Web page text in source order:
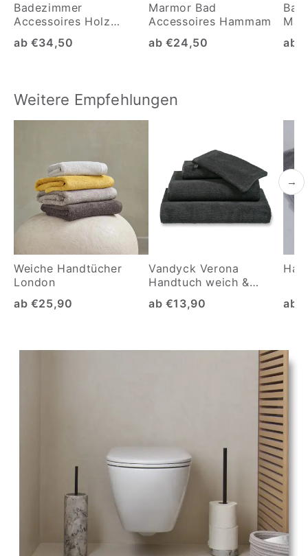
Badezimmer
Accessoires Holz
Ebony
ab €34,50
Marmor Bad
Accessoires Hammam
ab €24,50
ab
Weitere Empfehlungen
Weiche Handtücher
London
ab €25,90
Vandyck Verona
Handtuch weich &
saugfähig
ab €13,90 ab
→